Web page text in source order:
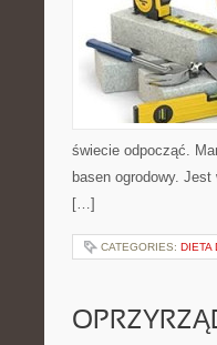
świecie odpocząć.
basen ogrodowy.
[…]
CATEGORIES: DIETA